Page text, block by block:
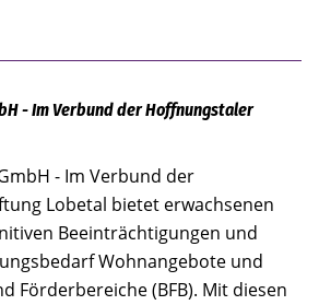
- Im Verbund der Hoffnungstaler
- Im Verbund der
Lobetal bietet erwachsenen
Beeinträchtigungen und
Wohnangebote und
Förderbereiche (BFB). Mit diesen